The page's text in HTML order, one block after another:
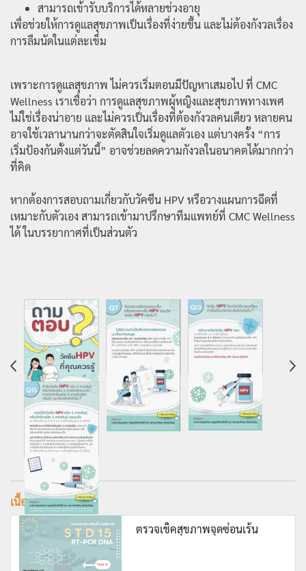
สามารถเข้ารับบริการได้หลายช่วงอายุ
เพื่อช่วยให้การดูแลสุขภาพเป็นเรื่องที่ง่ายขึ้น และไม่ต้องกังวลเรื่อง
การลืมนัดในแต่ละเข็ม
เพราะการดูแลสุขภาพ ไม่ควรเริ่มตอนมีปัญหาเสมอไป ที่ CMC
Wellness เราเชื่อว่า การดูแลสุขภาพผู้หญิงและสุขภาพทางเพศ
ไม่ใช่เรื่องน่าอาย และไม่ควรเป็นเรื่องที่ต้องกังวลคนเดียว หลายคน
อาจใช้เวลานานกว่าจะตัดสินใจเริ่มดูแลตัวเอง แต่บางครั้ง “การ
เริ่มป้องกันตั้งแต่วันนี้” อาจช่วยลดความกังวลในอนาคตได้มากกว่า
ที่คิด
หากต้องการสอบถามเกี่ยวกับวัคซีน HPV หรือวางแผนการฉีดที่
เหมาะกับตัวเอง สามารถเข้ามาปรึกษาทีมแพทย์ที่ CMC Wellness
ได้ ในบรรยากาศที่เป็นส่วนตัว
เนื้อหาที่เกี่ยวข้อง
ตรวจเช็คสุขภาพจุดซ่อนเร้น